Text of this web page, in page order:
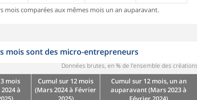
mois comparées aux mêmes mois un an auparavant.
mois sont des micro-entrepreneurs
Données brutes, en % de l’ensemble des
mois
à
Cumul sur 12 mois
(Mars 2024 à Février
Cumul sur 12 mois, un an
auparavant (Mars 2023 à